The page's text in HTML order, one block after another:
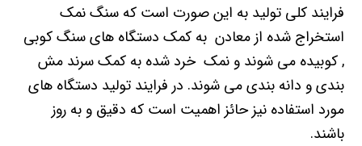
فرایند کلی تولید به این صورت است که سنگ نمک
استخراج شده از معادن به کمک دستگاه های سنگ کوبی
, کوبیده می شوند و نمک خرد شده به کمک سرند مش
بندی و دانه بندی می شوند. در فرایند تولید دستگاه های
مورد استفاده نیز حائز اهمیت است که دقیق و به روز
باشند.